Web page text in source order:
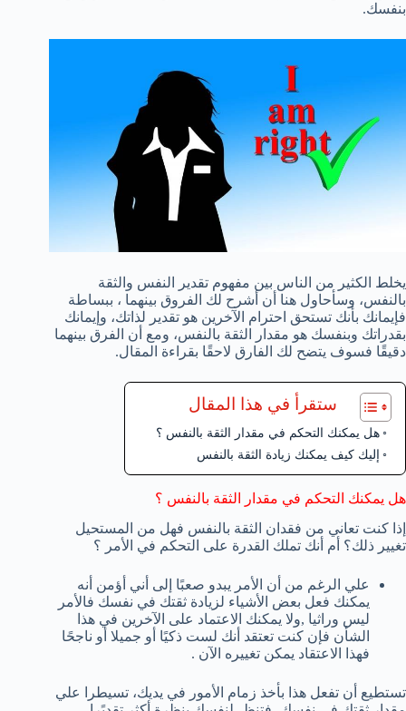
بنفسك.
يخلط الكثير من الناس بين مفهوم تقدير النفس والثقة
بالنفس، وسأحاول هنا أن أشرح لك الفروق بينهما ، ببساطة
فإيمانك بأنك تستحق احترام الآخرين هو تقدير لذاتك، وإيمانك
بقدراتك وبنفسك هو مقدار الثقة بالنفس، ومع أن الفرق بينهما
دقيقًا فسوف يتضح لك الفارق لاحقًا بقراءة المقال.
ستقرأ في هذا المقال
هل يمكنك التحكم في مقدار الثقة بالنفس ؟
إليك كيف يمكنك زيادة الثقة بالنفس
هل يمكنك التحكم في مقدار الثقة بالنفس ؟
إذا كنت تعاني من فقدان الثقة بالنفس فهل من المستحيل
تغيير ذلك؟ أم أنك تملك القدرة على التحكم في الأمر ؟
علي الرغم من أن الأمر يبدو صعبًا إلى أني أؤمن أنه
يمكنك فعل بعض الأشياء لزيادة ثقتك في نفسك فالأمر
ليس وراثيا ,ولا يمكنك الاعتماد على الآخرين في هذا
الشأن فإن كنت تعتقد أنك لست ذكيًا أو جميلا أو ناجحًا
فهذا الاعتقاد يمكن تغييره الآن .
تستطيع أن تفعل هذا بأخذ زمام الأمور في يديك، تسيطرا علي